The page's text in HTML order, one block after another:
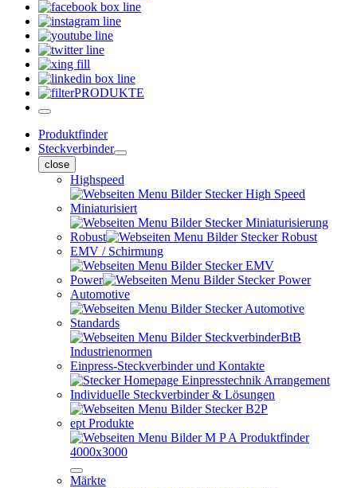
PRODUKTE
Produktfinder
Steckverbinder
close
Highspeed
Miniaturisiert
Robust
EMV / Schirmung
Power
Automotive
Standards
Einpress-Steckverbinder und Kontakte
Individuelle Steckverbinder & Lösungen
ept Produkte
Märkte